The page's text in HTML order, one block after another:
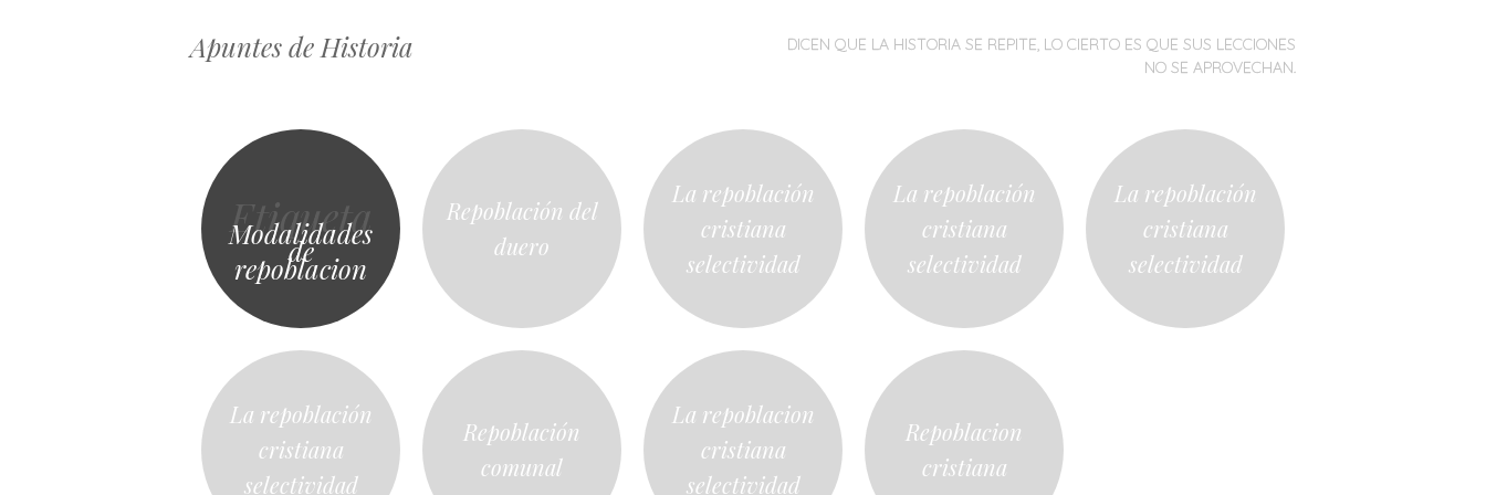
Apuntes de Historia MENÚ
SALTARDICEN QUE LA HISTORIA SE REPITE, LO CIERTO ES QUE SUS LECCIONES
NO SE APROVECHAN.
Etiqueta
Modalidades
de
repoblacion
Repoblación del
duero
La repoblación
cristiana
selectividad
La repoblación
cristiana
selectividad
La repoblación
cristiana
selectividad
La repoblación
cristiana
selectividad
Repoblación
comunal
La repoblacion
cristiana
selectividad
Repoblacion
cristiana